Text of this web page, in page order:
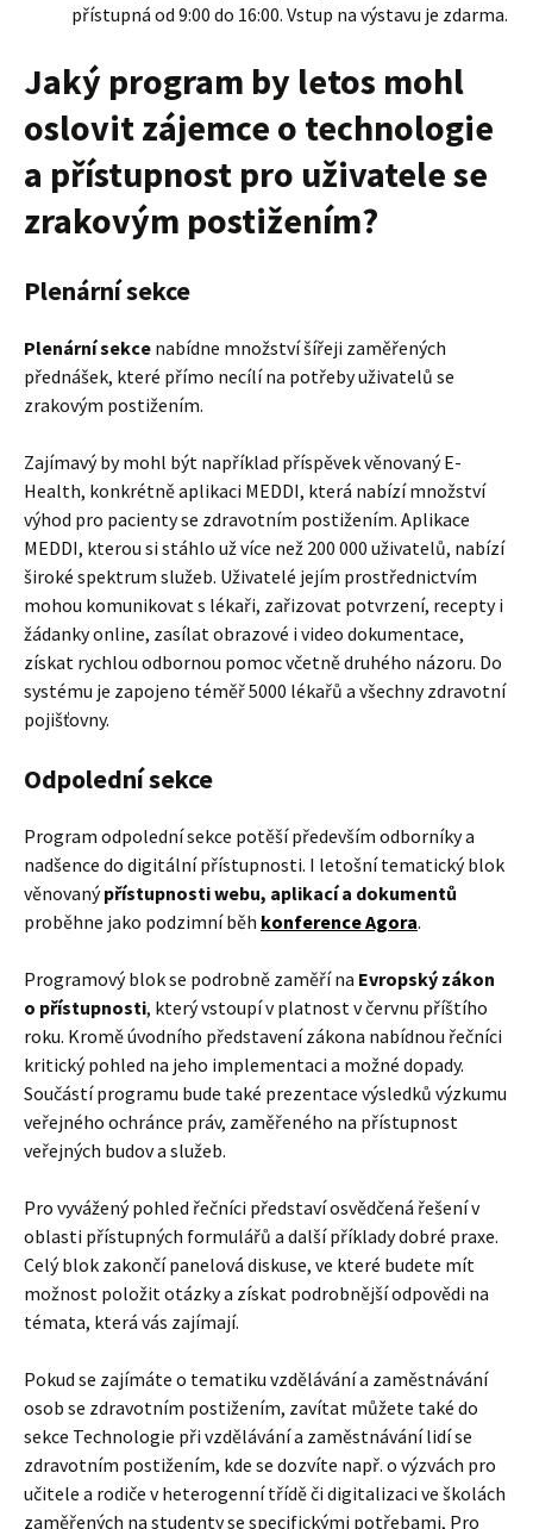
přístupná od 9:00 do 16:00. Vstup na výstavu je zdarma.
Jaký program by letos mohl
oslovit zájemce o technologie
a přístupnost pro uživatele se
zrakovým postižením?
Plenární sekce
Plenární sekce nabídne množství šířeji zaměřených
přednášek, které přímo necílí na potřeby uživatelů se
zrakovým postižením.
Zajímavý by mohl být například příspěvek věnovaný E-
Health, konkrétně aplikaci MEDDI, která nabízí množství
výhod pro pacienty se zdravotním postižením. Aplikace
MEDDI, kterou si stáhlo už více než 200 000 uživatelů, nabízí
široké spektrum služeb. Uživatelé jejím prostřednictvím
mohou komunikovat s lékaři, zařizovat potvrzení, recepty i
žádanky online, zasílat obrazové i video dokumentace,
získat rychlou odbornou pomoc včetně druhého názoru. Do
systému je zapojeno téměř 5000 lékařů a všechny zdravotní
pojišťovny.
Odpolední sekce
Program odpolední sekce potěší především odborníky a
nadšence do digitální přístupnosti. I letošní tematický blok
věnovanýpřístupnosti webu, aplikací a dokumentů
proběhne jako podzimní běh konference Agora.
Programový blok se podrobně zaměří na Evropský zákon
o přístupnosti, který vstoupí v platnost v červnu příštího
roku. Kromě úvodního představení zákona nabídnou řečníci
kritický pohled na jeho implementaci a možné dopady.
Součástí programu bude také prezentace výsledků výzkumu
veřejného ochránce práv, zaměřeného na přístupnost
veřejných budov a služeb.
Pro vyvážený pohled řečníci představí osvědčená řešení v
oblasti přístupných formulářů a další příklady dobré praxe.
Celý blok zakončí panelová diskuse, ve které budete mít
možnost položit otázky a získat podrobnější odpovědi na
témata, která vás zajímají.
Pokud se zajímáte o tematiku vzdělávání a zaměstnávání
osob se zdravotním postižením, zavítat můžete také do
sekce Technologie při vzdělávání a zaměstnávání lidí se
zdravotním postižením, kde se dozvíte např. o výzvách pro
učitele a rodiče v heterogenní třídě či digitalizaci ve školách
zaměřených na studenty se specifickými potřebami, Pro